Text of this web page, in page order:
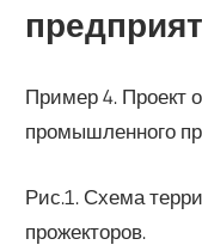
Пример 4. Проект
промышленного
Рис.1. Схема
прожекторов.